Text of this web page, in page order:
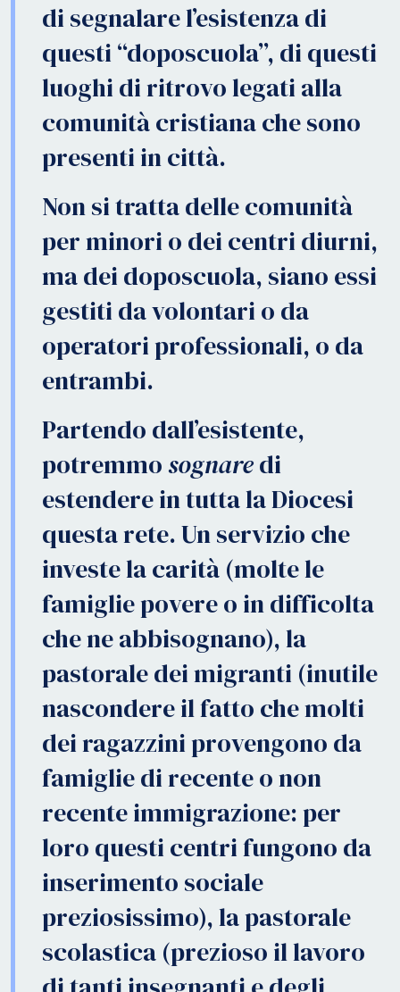
di segnalare l’esistenza di
questi “doposcuola”, di questi
luoghi di ritrovo legati alla
comunità cristiana che sono
presenti in città.
Non si tratta delle comunità
per minori o dei centri diurni,
ma dei doposcuola, siano essi
gestiti da volontari o da
operatori professionali, o da
entrambi.
Partendo dall’esistente,
potremmosognaredi
estendere in tutta la Diocesi
questa rete. Un servizio che
investe la carità (molte le
famiglie povere o in difficolta
che ne abbisognano), la
pastorale dei migranti (inutile
nascondere il fatto che molti
dei ragazzini provengono da
famiglie di recente o non
recente immigrazione: per
loro questi centri fungono da
inserimento sociale
preziosissimo), la pastorale
scolastica (prezioso il lavoro